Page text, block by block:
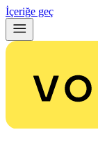
İçeriğe geç